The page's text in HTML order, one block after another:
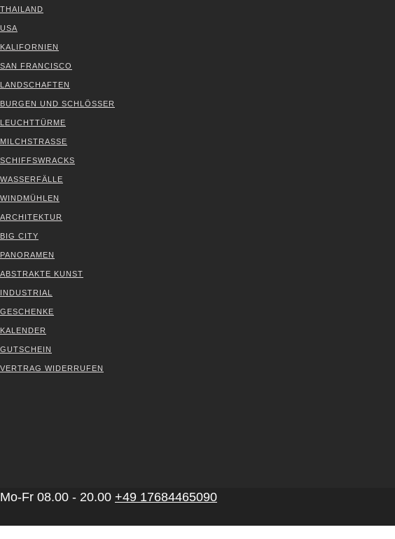
THAI­LAND
USA
KALI­FOR­NI­EN
SAN FRAN­CIS­CO
LAND­SCHAF­TEN
BUR­GEN UND SCHLÖS­SER
LEUCHT­TÜR­ME
MILCH­STRAS­SE
SCHIFFS­WRACKS
WAS­SER­FÄL­LE
WIND­MÜH­LEN
ARCHI­TEK­TUR
BIG CITY
PAN­ORA­MEN
ABS­TRAK­TE KUNST
INDUS­TRI­AL
GESCHEN­KE
KALEN­DER
GUT­SCHEIN
VER­TRAG WIDER­RU­FEN
Mo-Fr 08.00 - 20.00 +49 17684465090